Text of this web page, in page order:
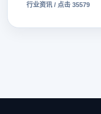
行业资讯 / 点击 35579